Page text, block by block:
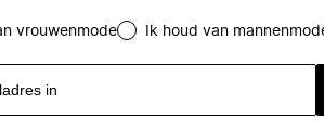
vrouwenmode Ik houd van